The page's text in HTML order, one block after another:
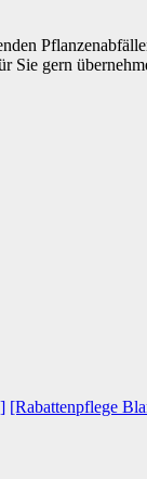
Sie gern
[Rabattenpflege